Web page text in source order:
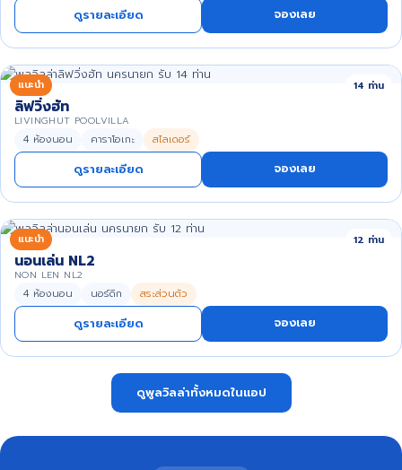
ดูรายละเอียด จองเลย
แนะนำ 14 ท่าน
ลิฟวิ่งฮัท
LIVINGHUT POOLVILLA
4 ห้องนอน คาราโอเกะ สไลเดอร์
ดูรายละเอียด จองเลย
แนะนำ 12 ท่าน
นอนเล่น NL2
NON LEN NL2
4 ห้องนอน นอร์ดิก สระส่วนตัว
ดูรายละเอียด จองเลย
ดูพูลวิลล่าทั้งหมดในแอป